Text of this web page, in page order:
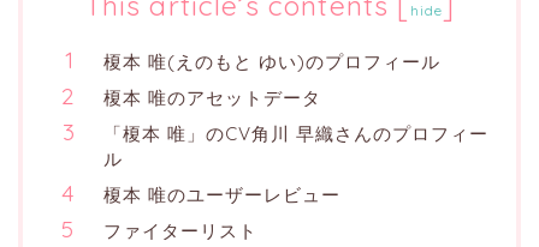
hide
榎本 唯(えのもと ゆい)のプロフィール
榎本 唯のアセットデータ
「榎本 唯」のCV角川 早織さんのプロフィー
ル
榎本 唯のユーザーレビュー
ファイターリスト